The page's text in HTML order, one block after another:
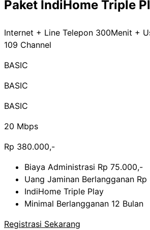
Paket IndiHome Triple
Internet + Line Telepon 300Menit +
109 Channel
BASIC
BASIC
BASIC
20 Mbps
Rp 380.000,-
Biaya Administrasi Rp 75.000,-
Uang Jaminan Berlangganan
IndiHome Triple Play
Minimal Berlangganan 12 Bulan
Registrasi Sekarang